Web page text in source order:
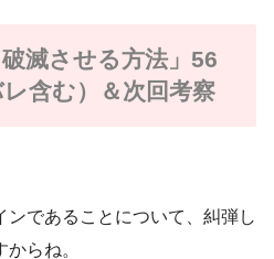
破滅させる方法」56
含む）＆次回考察
であることについて、糾弾し
らね。